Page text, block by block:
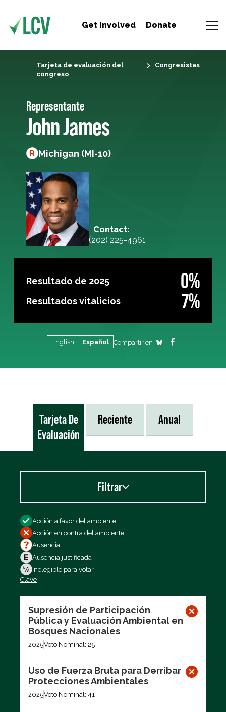
Get Involved Donate
Tarjeta de evaluación del
congreso
Congresistas
Representante
John James
R Michigan (MI-10)
Contact:
(202) 225-4961
Resultado de 2025 0%
Resultados vitalicios 7%
English Español Compartir en
Tarjeta De
Evaluación
Reciente Anual
Filtrar
Filtrar por
Acción a favor del ambiente
Acción en contra del ambiente
Ausencia
Ausencia justificada
Inelegible para votar
Clave
Supresión de Participación
Pública y Evaluación Ambiental en
Bosques Nacionales
2025Voto Nominal: 25
Uso de Fuerza Bruta para Derribar
Protecciones Ambientales
2025Voto Nominal: 41